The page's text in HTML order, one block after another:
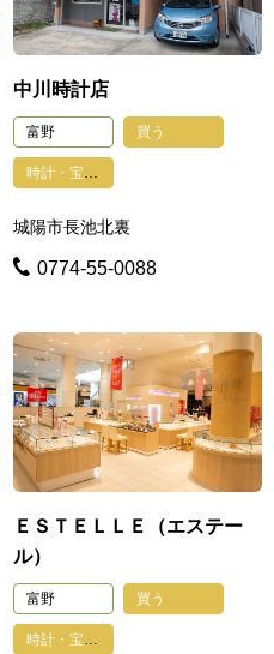
中川時計店
富野 買う
城陽市長池北裏
0774-55-0088
ＥＳＴＥＬＬＥ（エステー
ル）
富野 買う
時計・宝石・貴金属・眼鏡・印鑑・鍵・写真